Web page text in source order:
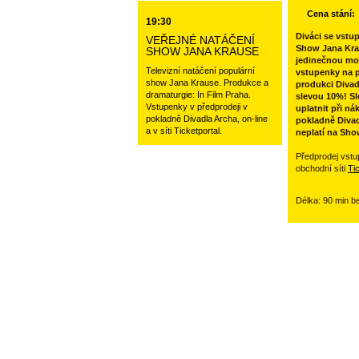
19:30
VEŘEJNÉ NATÁČENÍ
SHOW JANA KRAUSE
Televizní natáčení populární
show Jana Krause. Produkce a
dramaturgie: In Film Praha.
Vstupenky v předprodeji v
pokladně Divadla Archa, on-line
a v síti Ticketportal.
Cena stání:
Diváci se
Show Jana
jedinečnou
vstupenky na
produkci
slevou 10%!
uplatnit při
pokladně
neplatí na
Předprodej
obchodní síti
Délka: 90 min